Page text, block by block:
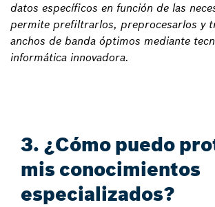
datos específicos en función de las
permite prefiltrarlos, preprocesarlos y
anchos de banda óptimos mediante
informática innovadora.
3. ¿Cómo puedo
mis conocimientos
especializados?